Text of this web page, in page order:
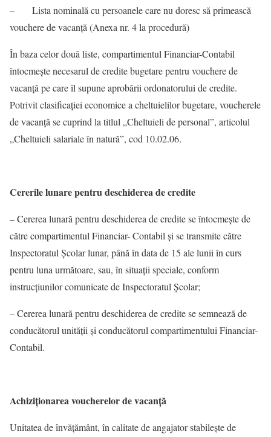
– Lista nominală cu persoanele care nu doresc să primească
vouchere de vacanță (Anexa nr. 4 la procedură)
În baza celor două liste, compartimentul Financiar-Contabil
întocmește necesarul de credite bugetare pentru vouchere de
vacanță pe care îl supune aprobării ordonatorului de credite.
Potrivit clasificaţiei economice a cheltuielilor bugetare, voucherele
de vacanţă se cuprind la titlul „Cheltuieli de personal”, articolul
„Cheltuieli salariale în natură”, cod 10.02.06.
Cererile lunare pentru deschiderea de credite
– Cererea lunară pentru deschiderea de credite se întocmește de
către compartimentul Financiar- Contabil și se transmite către
Inspectoratul Școlar lunar, până în data de 15 ale lunii în curs
pentru luna următoare, sau, în situații speciale, conform
instrucțiunilor comunicate de Inspectoratul Școlar;
– Cererea lunară pentru deschiderea de credite se semnează de
conducătorul unității și conducătorul compartimentului Financiar-
Contabil.
Achiziționarea voucherelor de vacanță
Unitatea de învățământ, în calitate de angajator stabilește de